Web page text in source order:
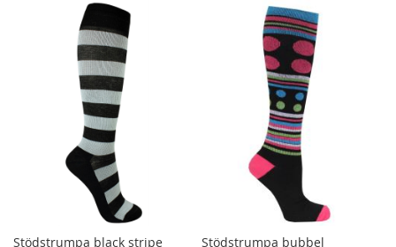
Stödstrumpa black stripe
Stödstrumpa bubbel